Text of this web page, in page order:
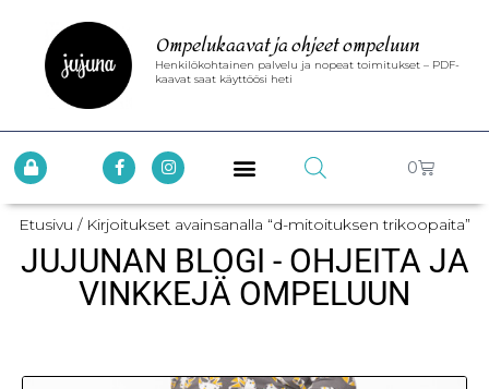
Ompelukaavat ja ohjeet ompeluun
Henkilökohtainen palvelu ja nopeat toimitukset – PDF-
kaavat saat käyttöösi heti
0
Etusivu / Kirjoitukset avainsanalla “d-mitoituksen trikoopaita”
JUJUNAN BLOGI - OHJEITA JA
VINKKEJÄ OMPELUUN